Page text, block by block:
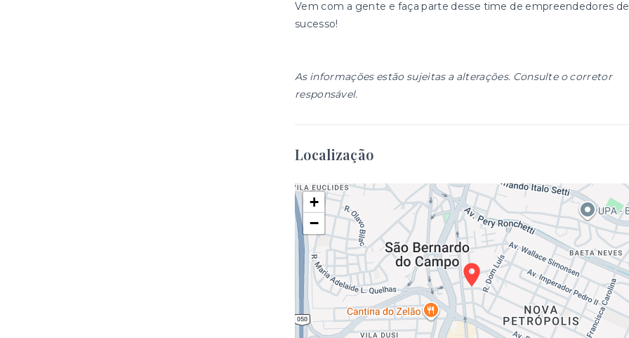
Vem com a gente e faça parte desse time de empreendedores de
sucesso!
As informações estão sujeitas a alterações. Consulte o corretor
responsável.
Localização
+
−